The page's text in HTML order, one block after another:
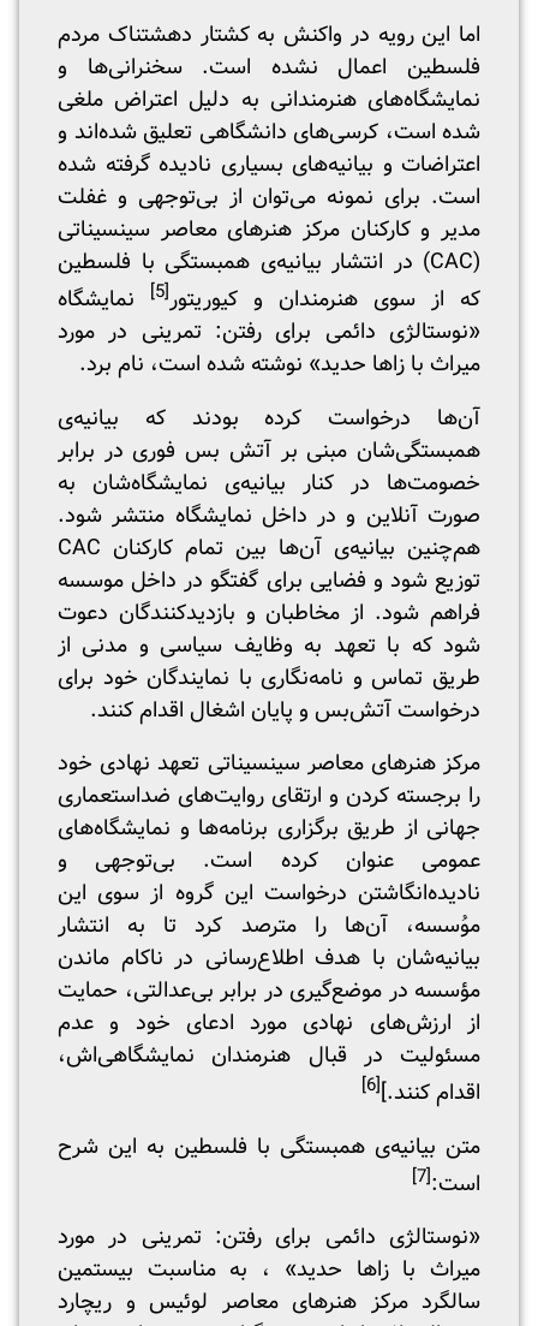
اما این رویه در واکنش به کشتار دهشتناک مردم
فلسطین اعمال نشده ‌است. سخنرانی‌ها و
نمایشگاه‌های هنرمندانی به دلیل اعتراض ملغی
شده است، کرسی‌های دانشگاهی تعلیق ‌شده‌اند و
اعتراضات و بیانیه‌های بسیاری نادیده گرفته شده
است. برای نمونه می‌توان از بی‌توجهی و غفلت
مدیر و کارکنان مرکز هنرهای معاصر سینسیناتی
(CAC) در انتشار بیانیه‌ی همبستگی با فلسطین
که از سوی هنرمندان و کیوریتور[5]
نمایشگاه
«نوستالژی دائمی برای رفتن: تمرینی در مورد
میراث با زاها حدید» نوشته شده است، نام برد.
آن‌ها درخواست کرده بودند که بیانیه‌ی
همبستگی‌شان مبنی بر آتش بس فوری در برابر
خصومت‌ها در کنار بیانیه‌ی نمایشگاه‌شان به
صورت آنلاین و در داخل نمایشگاه منتشر شود.
هم‌چنین بیانیه‌ی آن‌ها بین تمام کارکنان CAC
توزیع شود و فضایی برای گفتگو در داخل موسسه
فراهم شود. از مخاطبان و بازدیدکنندگان دعوت
شود که با تعهد به وظایف سیاسی و مدنی از
طریق تماس و نامه‌نگاری با نمایندگان خود برای
درخواست آتش‌بس و پایان اشغال اقدام کنند.
مرکز هنرهای معاصر سینسیناتی تعهد نهادی خود
را برجسته کردن و ارتقای روایت‌های ضد‌استعماری
جهانی از طریق برگزاری برنامه‌ها و نمایشگاه‌های
عمومی عنوان کرده است. بی‌توجهی و
نادیده‌انگاشتن درخواست این گروه از سوی این
موُسسه، آن‌ها را مترصد کرد تا به انتشار
بیانیه‌شان با هدف اطلاع‌رسانی در ناکام ماندن
مؤسسه در موضع‌گیری در برابر بی‌عدالتی، حمایت
از ارزش‌های نهادی مورد ادعای خود و عدم
مسئولیت در قبال هنرمندان نمایشگاهی‌اش،
اقدام کنند.][6]
متن بیانیه‌ی همبستگی با فلسطین به این شرح
است:[7]
«نوستالژی دائمی برای رفتن: تمرینی در مورد
میراث با زاها حدید» ، به مناسبت بیستمین
سالگرد مرکز هنرهای معاصر لوئیس و ریچارد